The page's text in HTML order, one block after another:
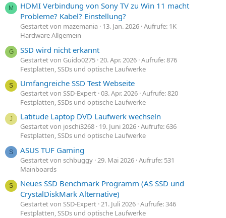
M
HDMI Verbindung von Sony TV zu Win 11 macht
Probleme? Kabel? Einstellung?
Gestartet von mazemania 13. Jan. 2026 Aufrufe: 1K
Hardware Allgemein
G SSD wird nicht erkannt
Gestartet von Guido0275 20. Apr. 2026 Aufrufe: 876
Festplatten, SSDs und optische Laufwerke
S Umfangreiche SSD Test Webseite
Gestartet von SSD-Expert 03. Apr. 2026 Aufrufe: 820
Festplatten, SSDs und optische Laufwerke
J Latitude Laptop DVD Laufwerk wechseln
Gestartet von joschi3268 19. Juni 2026 Aufrufe: 636
Festplatten, SSDs und optische Laufwerke
S ASUS TUF Gaming
Gestartet von schbuggy 29. Mai 2026 Aufrufe: 531
Mainboards
S
Neues SSD Benchmark Programm (AS SSD und
CrystalDiskMark Alternative)
Gestartet von SSD-Expert 21. Juli 2026 Aufrufe: 346
Festplatten, SSDs und optische Laufwerke